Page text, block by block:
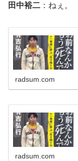
田中裕二 ：ねぇ。
radsum.com
radsum.com